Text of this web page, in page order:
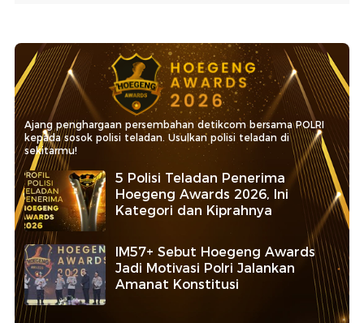
Ajang penghargaan persembahan detikcom bersama POLRI
kepada sosok polisi teladan. Usulkan polisi teladan di
sekitarmu!
5 Polisi Teladan Penerima
Hoegeng Awards 2026, Ini
Kategori dan Kiprahnya
IM57+ Sebut Hoegeng Awards
Jadi Motivasi Polri Jalankan
Amanat Konstitusi